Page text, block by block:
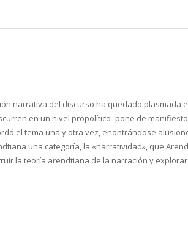
narrativa del discurso ha quedado
en un nivel propolítico- pone de
el tema una y otra vez, enontrándose
una categoría, la «narratividad», que
la teoría arendtiana de la narración y